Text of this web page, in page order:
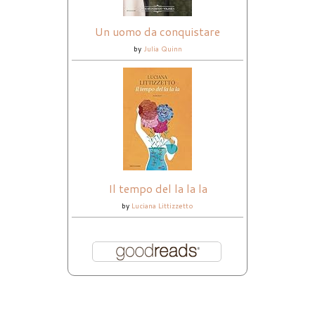
Un uomo da conquistare
by Julia Quinn
Il tempo del la la la
by Luciana Littizzetto